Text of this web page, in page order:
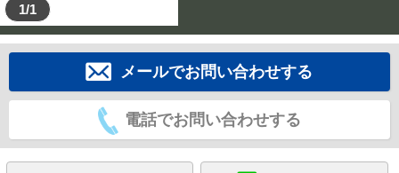
1/1
メールでお問い合わせする
電話でお問い合わせする